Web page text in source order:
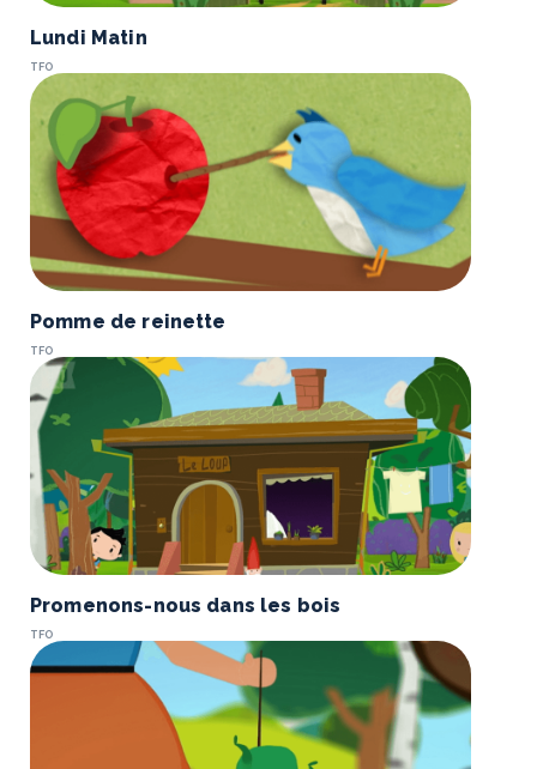
Lundi Matin
TFO
Pomme de reinette
TFO
Promenons-nous dans les bois
TFO